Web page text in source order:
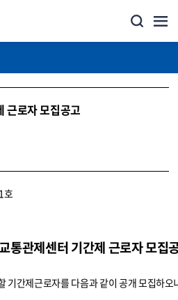
근로자 모집공고
호
통관제센터 기간제 근로자 모집
기간제근로자를 다음과 같이 공개 모집하오